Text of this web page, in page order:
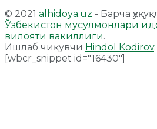
© 2021 alhidoya.uz - Барча
Ўзбекистон мусулмонлари
вилояти вакиллиги.
Ишлаб чиқувчи Hindol Kodirov.
[wbcr_snippet id="16430"]